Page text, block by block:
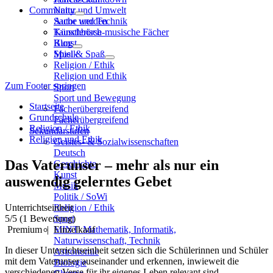
Natur und Umwelt
Sache und Technik
Künstlerisch-musische Fächer
Kunst
Musik
Religion / Ethik
Religion und Ethik
Sport
Sport und Bewegung
Fächerübergreifend
Fächerübergreifend
Sekundarstufen
Geistes- & Sozialwissenschaften
Deutsch
Geschichte
Kunst
Musik
Politik / SoWi
Religion / Ethik
Sport
MINT: Mathematik, Informatik,
Naturwissenschaft, Technik
Astronomie
Biologie
Community
Autor werden
Tauschbörse
Blog
Spiel & Spaß
Zum Footer springen
Startseite
Grundschule
Religion / Ethik
Religion und Ethik
Das Vaterunser – mehr als nur ein
auswendig gelerntes Gebet
Unterrichtseinheit
5/5 (1 Bewertung)
Premium| Einzelkauf
In dieser Unterrichtseinheit setzen sich die Schülerinnen und Schüler
mit dem Vaterunser auseinander und erkennen, inwieweit die